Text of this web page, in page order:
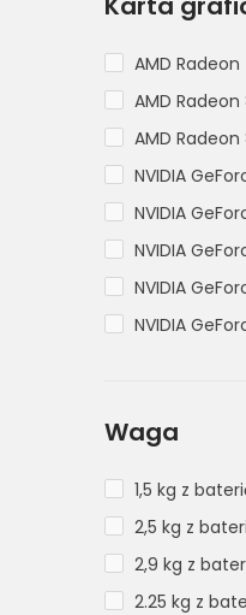
AMD Radeon
AMD Radeon
AMD Radeon
NVIDIA
NVIDIA
NVIDIA
NVIDIA
NVIDIA
Waga
1,5 kg z
2,5 kg z
2,9 kg z
2.25 kg z